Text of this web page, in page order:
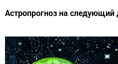
Астропрогноз на следующий